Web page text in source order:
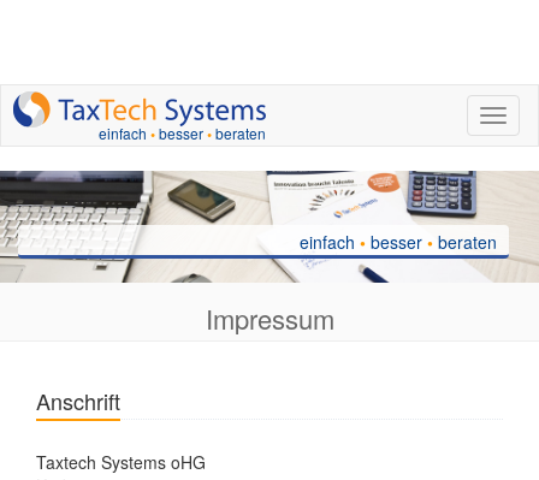
einfach •besser•beraten
einfach • besser • beraten
Impressum
Anschrift
Taxtech Systems oHG